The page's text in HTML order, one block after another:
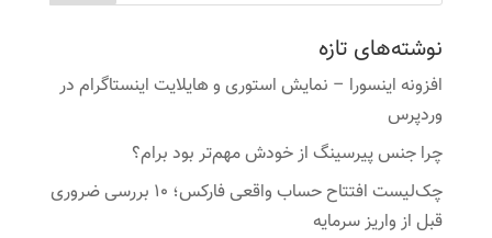
نوشته‌های تازه
افزونه اینسورا – نمایش استوری و هایلایت اینستاگرام در
وردپرس
چرا جنس پیرسینگ از خودش مهم‌تر بود برام؟
چک‌لیست افتتاح حساب واقعی فارکس؛ ۱۰ بررسی ضروری
قبل از واریز سرمایه